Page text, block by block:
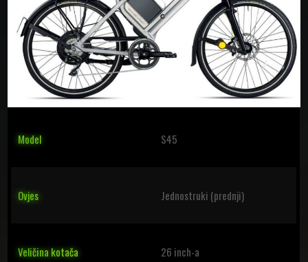
Model S45
Ovjes Jednostruki (prednji)
Veličina kotača 26 inch-a